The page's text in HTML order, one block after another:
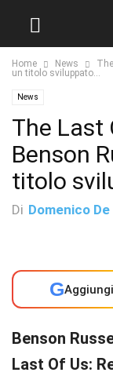
Home News
un titolo sviluppato...
News
The Last
Benson
titolo
Di Domenico De
G
Benson
Last Of Us: